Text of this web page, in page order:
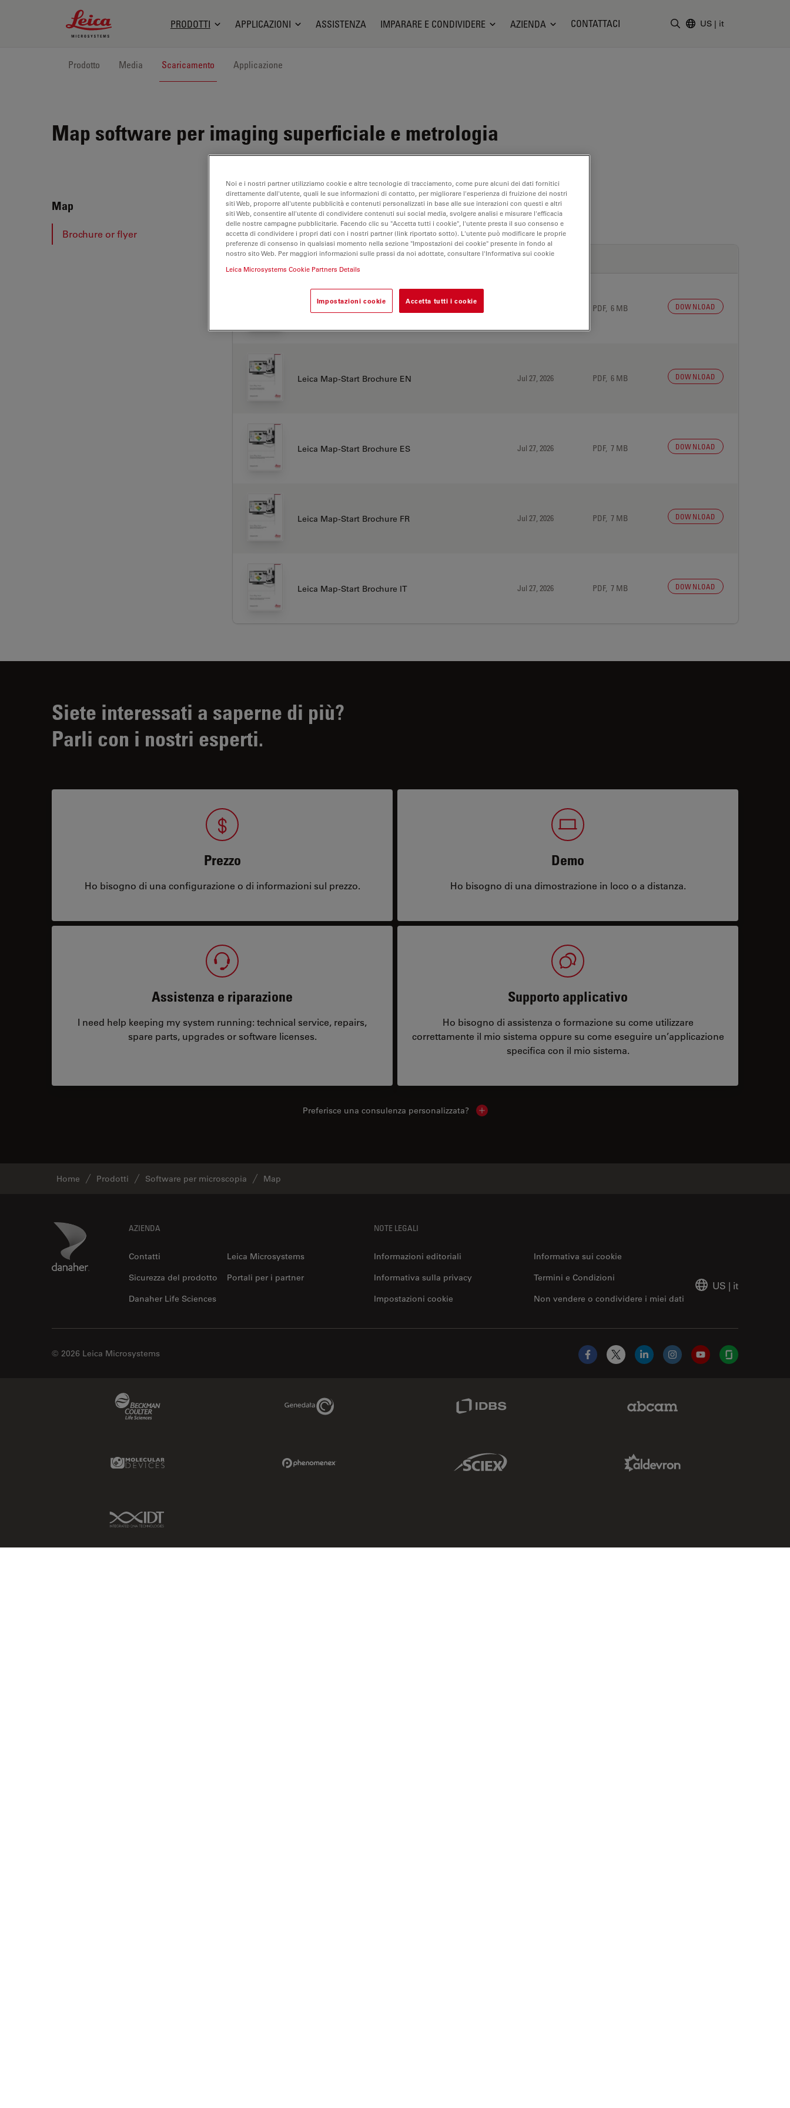
Leica Microsystems Logo
PRODOTTI APPLICAZIONI ASSISTENZA IMPARARE E CONDIVIDERE AZIENDA CONTATTACI US | it
Prodotto Media Scaricamento Applicazione
Map software per imaging superficiale e metrologia
Map
Brochure or flyer
Map
BROCHURE OR FLYER
PDF, 6 MB DOWNLOAD
Leica Map-Start Brochure EN Jul 27, 2026 PDF, 6 MB DOWNLOAD
Leica Map-Start Brochure ES Jul 27, 2026 PDF, 7 MB DOWNLOAD
Leica Map-Start Brochure FR Jul 27, 2026 PDF, 7 MB DOWNLOAD
Leica Map-Start Brochure IT Jul 27, 2026 PDF, 7 MB DOWNLOAD
Siete interessati a saperne di più?
Parli con i nostri esperti.
Prezzo
Ho bisogno di una configurazione o di informazioni sul prezzo.
Demo
Ho bisogno di una dimostrazione in loco o a distanza.
Assistenza e riparazione
I need help keeping my system running: technical service, repairs,
spare parts, upgrades or software licenses.
Supporto applicativo
Ho bisogno di assistenza o formazione su come utilizzare
correttamente il mio sistema oppure su come eseguire un’applicazione
specifica con il mio sistema.
Preferisce una consulenza personalizzata? Show local contacts
Home Prodotti Software per microscopia Map
Danaher Logo AZIENDA
Contatti
Leica Microsystems
Sicurezza del prodotto
Portali per i partner
Danaher Life Sciences
NOTE LEGALI
Informazioni editoriali
Informativa sui cookie
Informativa sulla privacy
Non vendere o condividere i miei dati
Termini e Condizioni
Impostazioni cookie
US | it
© 2026 Leica Microsystems
Facebook
X LinkedInInstagramYouTubeGlassdoor
Genedata Link
Molecular Devices Link Sciex Link
IDT Link
Noi e i nostri partner utilizziamo cookie e altre tecnologie di tracciamento, come pure alcuni dei dati fornitici
direttamente dall'utente, quali le sue informazioni di contatto, per migliorare l'esperienza di fruizione dei nostri
siti Web, proporre all'utente pubblicità e contenuti personalizzati in base alle sue interazioni con questi e altri
siti Web, consentire all'utente di condividere contenuti sui social media, svolgere analisi e misurare l'efficacia
delle nostre campagne pubblicitarie. Facendo clic su "Accetta tutti i cookie", l'utente presta il suo consenso e
accetta di condividere i propri dati con i nostri partner (link riportato sotto). L'utente può modificare le proprie
preferenze di consenso in qualsiasi momento nella sezione "Impostazioni dei cookie" presente in fondo al
nostro sito Web. Per maggiori informazioni sulle prassi da noi adottate, consultare l'Informativa sui cookie
Leica Microsystems Cookie Partners Details
Impostazioni cookie Accetta tutti i cookie